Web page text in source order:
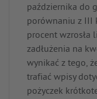
października do
porównaniu z III
procent wzrosła
zadłużenia na
wynikać z tego,
trafiać wpisy
pożyczek